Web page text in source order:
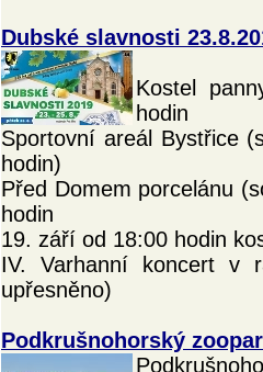
Dubské slavnosti
Kostel
hodin
Sportovní areál Bystřice
hodin)
Před Domem porcelánu
hodin
19. září od 18:00 hodin
IV. Varhanní koncert v
upřesněno)
Podkrušnohorský